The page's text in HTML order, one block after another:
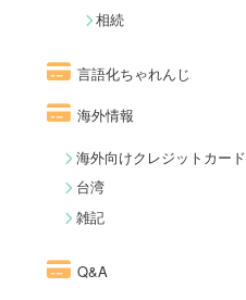
相続
言語化ちゃれんじ
海外情報
海外向けクレジットカード
台湾
雑記
Q&A